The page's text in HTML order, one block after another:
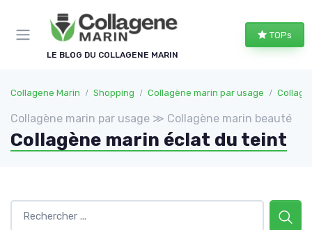
LE BLOG DU COLLAGENE MARIN
TOPs
Collagene Marin Shopping Collagène marin par usage
Collagène marin par usage ≫ Collagène marin beauté
Collagène marin éclat du teint